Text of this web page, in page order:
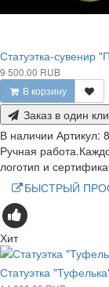
Статуэтка-сувенир
9 500.00 RUB
В корзину
Заказ в один
В наличии Артикул:
Ручная
логотип и
БЫСТРЫЙ
Хит
Статуэтка